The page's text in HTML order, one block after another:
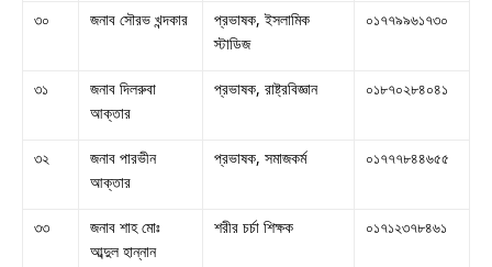
৩০ জনাব সৌরভ খন্দকার
প্রভাষক, ইসলামিক
স্টাডিজ
০১৭৭৯৯৬১৭৩০
৩১
জনাব দিলরুবা
আক্তার
প্রভাষক, রাষ্ট্রবিজ্ঞান ০১৮৭০২৮৪০৪১
৩২
জনাব পারভীন
আক্তার
প্রভাষক, সমাজকর্ম ০১৭৭৭৮৪৪৬৫৫
৩৩
জনাব শাহ মোঃ
আব্দুল হান্নান
শরীর চর্চা শিক্ষক ০১৭১২৩৭৮৪৬১